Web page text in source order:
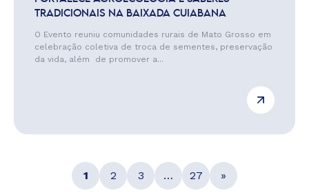
TRADICIONAIS NA BAIXADA CUIABANA
O Evento reuniu comunidades rurais de Mato Grosso em
celebração coletiva de troca de sementes, preservação
da vida, além de promover a...
1 2 3 … 27 »